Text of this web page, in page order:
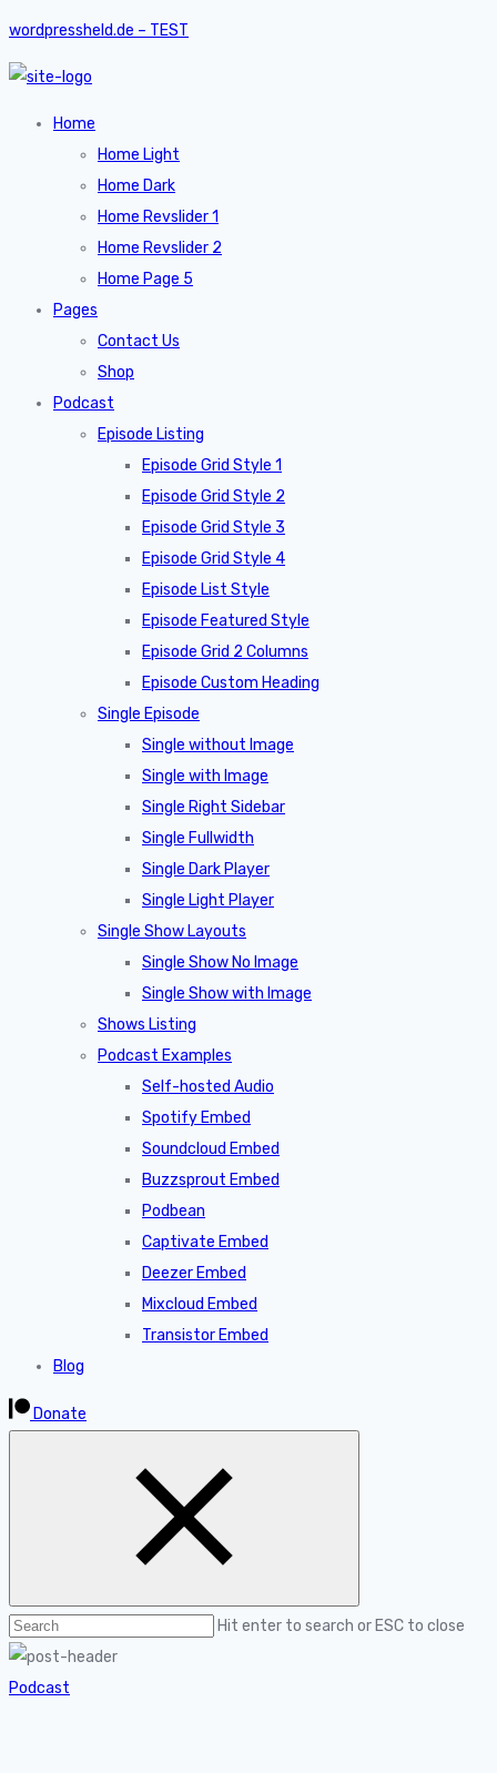
wordpressheld.de – TEST
Home
Home Light
Home Dark
Home Revslider 1
Home Revslider 2
Home Page 5
Pages
Contact Us
Shop
Podcast
Episode Listing
Episode Grid Style 1
Episode Grid Style 2
Episode Grid Style 3
Episode Grid Style 4
Episode List Style
Episode Featured Style
Episode Grid 2 Columns
Episode Custom Heading
Single Episode
Single without Image
Single with Image
Single Right Sidebar
Single Fullwidth
Single Dark Player
Single Light Player
Single Show Layouts
Single Show No Image
Single Show with Image
Shows Listing
Podcast Examples
Self-hosted Audio
Spotify Embed
Soundcloud Embed
Buzzsprout Embed
Podbean
Captivate Embed
Deezer Embed
Mixcloud Embed
Transistor Embed
Blog
Donate
Hit enter to search or ESC to close
Podcast